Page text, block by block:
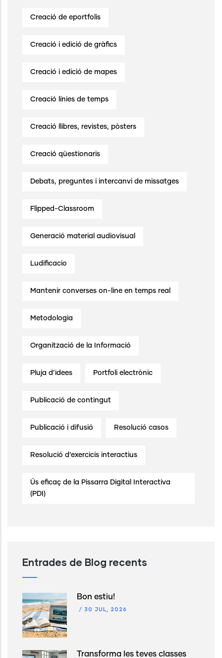
Creació de eportfolis
Creació i edició de gràfics
Creació i edició de mapes
Creació línies de temps
Creació llibres, revistes, pòsters
Creació qüestionaris
Debats, preguntes i intercanvi de missatges
Flipped-Classroom
Generació material audiovisual
Ludificacio
Mantenir converses on-line en temps real
Metodologia
Organització de la Informació
Pluja d’idees Portfoli electrònic
Publicació de contingut
Publicació i difusió Resolució casos
Resolució d’exercicis interactius
Ús eficaç de la Pissarra Digital Interactiva
(PDI)
Entrades de Blog recents
Bon estiu!
/ 30 JUL, 2026
Transforma les teves classes